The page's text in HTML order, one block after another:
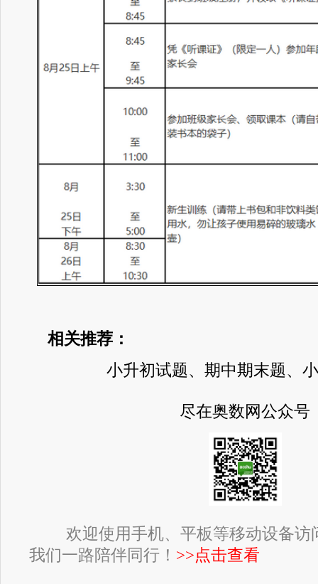
相关推荐：
小升初试题、期中期末题、
尽在奥数网公众号
欢迎使用手机、平板等移动设备访
我们一路陪伴同行！ >>点击查看